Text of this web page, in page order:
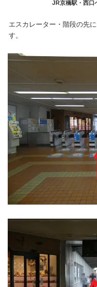
JR京橋駅・西口
エスカレーター・階段の先
す。